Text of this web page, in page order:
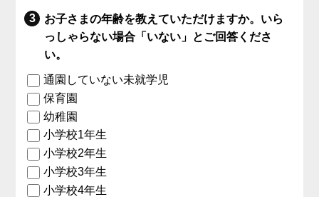
お子さまの年齢を教えていただけますか。いら
っしゃらない場合「いない」とご回答くださ
い。
通園していない未就学児
保育園
幼稚園
小学校1年生
小学校2年生
小学校3年生
小学校4年生